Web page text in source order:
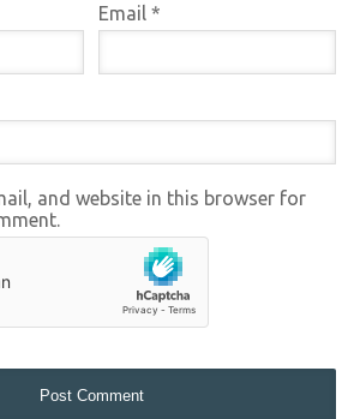
Email*
and website in this browser for